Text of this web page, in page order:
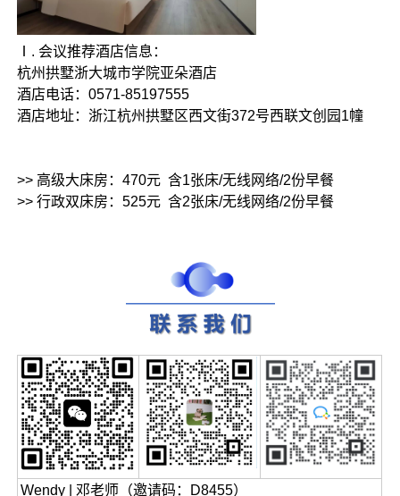
Ⅰ. 会议推荐酒店信息：
杭州拱墅浙大城市学院亚朵酒店
酒店电话：0571-85197555
酒店地址：浙江杭州拱墅区西文街372号西联文创园1幢
>> 高级大床房：470元 含1张床/无线网络/2份早餐
>> 行政双床房：525元 含2张床/无线网络/2份早餐
Wendy | 邓老师（邀请码：D8455）